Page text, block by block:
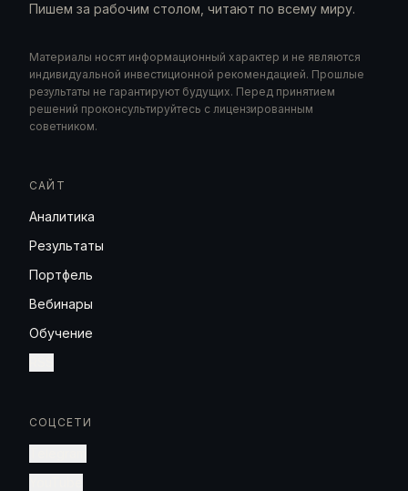
Пишем за рабочим столом, читают по всему миру.
Материалы носят информационный характер и не являются
индивидуальной инвестиционной рекомендацией. Прошлые
результаты не гарантируют будущих. Перед принятием
решений проконсультируйтесь с лицензированным
советником.
САЙТ
Аналитика
Результаты
Портфель
Вебинары
Обучение
СОЦСЕТИ